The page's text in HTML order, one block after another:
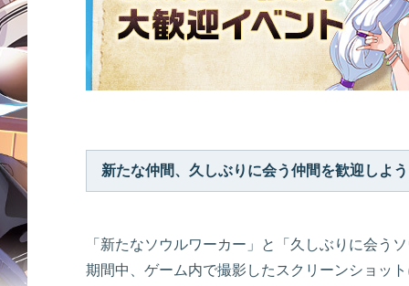
新たな仲間、久しぶりに会う仲間を歓迎しよ
「新たなソウルワーカー」と「久しぶりに会う
期間中、ゲーム内で撮影したスクリーンショッ